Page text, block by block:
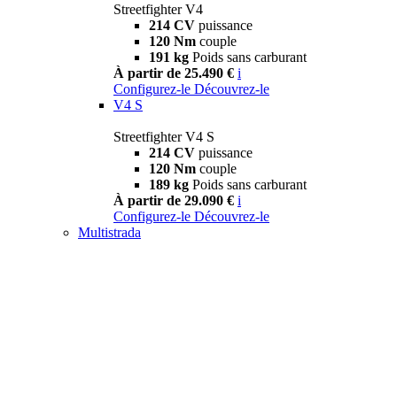
Streetfighter V4
214 CV puissance
120 Nm couple
191 kg Poids sans carburant
À partir de 25.490 € i
Configurez-le Découvrez-le
V4 S
Streetfighter V4 S
214 CV puissance
120 Nm couple
189 kg Poids sans carburant
À partir de 29.090 € i
Configurez-le Découvrez-le
Multistrada